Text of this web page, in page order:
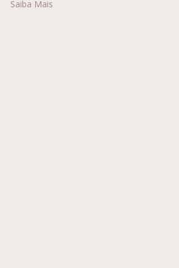
Saiba Mais